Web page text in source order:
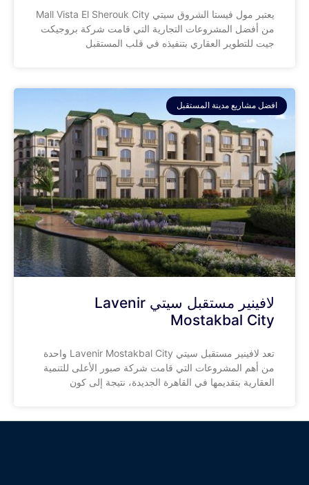
يعتبر مول فيستا الشروق سيتي Mall Vista El Sherouk City
من أفضل المشروعات التجارية التي قامت شركة بروجيكت
جيت للتطوير العقاري بتنفيذه في قلب المستقبل
افضل مشاريع مدينة المستقبل
لافينير مستقبل سيتي Lavenir
Mostakbal City
تعد لافينير مستقبل سيتي Lavenir Mostakbal City واحدة
من أهم المشروعات التي قامت شركة صبور الأعلى للتنمية
العقارية بتقديمها في القاهرة الجديدة، نتيجة إلى كون